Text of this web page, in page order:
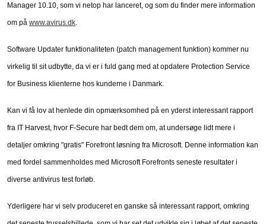
Manager 10.10, som vi netop har lanceret, og som du finder mere information
om på www.avirus.dk
Software Updater funktionaliteten (patch management funktion) kommer nu
virkelig til sit udbytte, da vi er i fuld gang med at opdatere Protection Service
for Business klienterne hos kunderne i Danmark.
Kan vi få lov at henlede din opmærksomhed på en yderst interessant rapport
fra IT Harvest, hvor F-Secure har bedt dem om, at undersøge lidt mere i
detaljer omkring "gratis" Forefront løsning fra Microsoft. Denne information kan
med fordel sammenholdes med Microsoft Forefronts seneste resultater i
diverse antivirus test forløb.
Yderligere har vi selv produceret en ganske så interessant rapport, omkring